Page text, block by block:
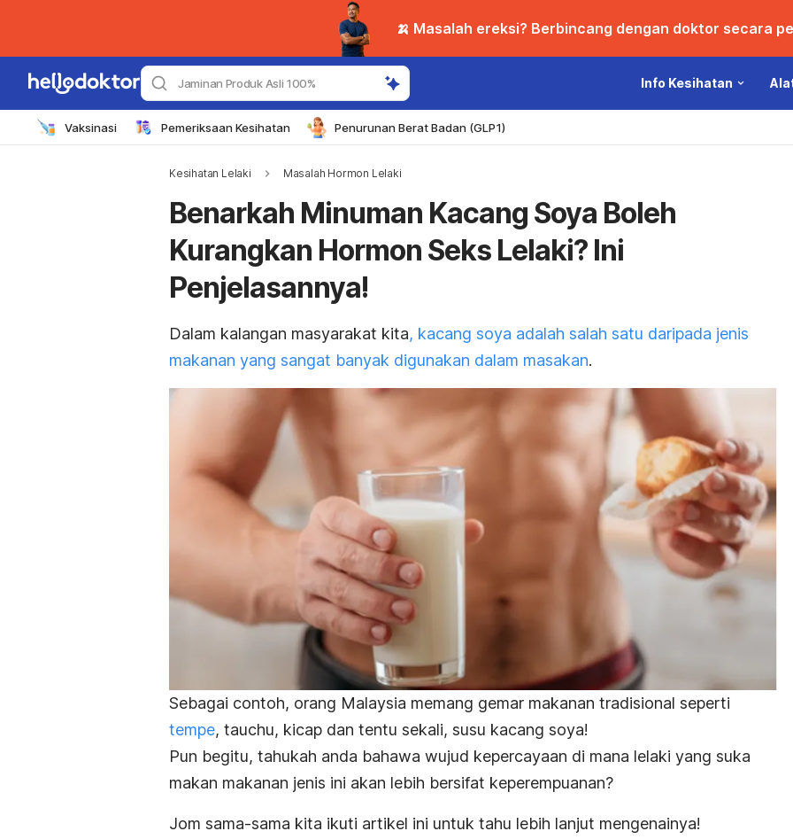
🍌 Masalah ereksi? Berbincang dengan doktor secara
Jaminan Produk Asli 100% Info Kesihatan
Vaksinasi Pemeriksaan Kesihatan Penurunan Berat Badan (GLP1)
Kesihatan Lelaki Masalah Hormon Lelaki
Benarkah Minuman Kacang Soya Boleh
Kurangkan Hormon Seks Lelaki? Ini
Penjelasannya!
Dalam kalangan masyarakat kita, kacang soya adalah salah satu daripada jenis
makanan yang sangat banyak digunakan dalam masakan.
Sebagai contoh, orang Malaysia memang gemar makanan tradisional seperti
tempe, tauchu, kicap dan tentu sekali, susu kacang soya!
Pun begitu, tahukah anda bahawa wujud kepercayaan di mana lelaki yang suka
makan makanan jenis ini akan lebih bersifat keperempuanan?
Jom sama-sama kita ikuti artikel ini untuk tahu lebih lanjut mengenainya!